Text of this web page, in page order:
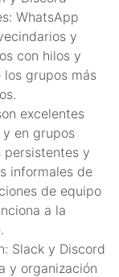
WhatsApp
y
con hilos y
grupos más
excelentes
en grupos
persistentes y
informales de
de equipo
a la
Slack y Discord
y organización